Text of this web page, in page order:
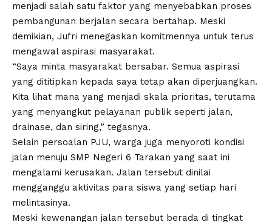
menjadi salah satu faktor yang menyebabkan proses
pembangunan berjalan secara bertahap. Meski
demikian, Jufri menegaskan komitmennya untuk terus
mengawal aspirasi masyarakat.
“Saya minta masyarakat bersabar. Semua aspirasi
yang dititipkan kepada saya tetap akan diperjuangkan.
Kita lihat mana yang menjadi skala prioritas, terutama
yang menyangkut pelayanan publik seperti jalan,
drainase, dan siring,” tegasnya.
Selain persoalan PJU, warga juga menyoroti kondisi
jalan menuju SMP Negeri 6 Tarakan yang saat ini
mengalami kerusakan. Jalan tersebut dinilai
mengganggu aktivitas para siswa yang setiap hari
melintasinya.
Meski kewenangan jalan tersebut berada di tingkat